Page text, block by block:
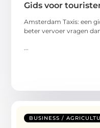
Gids voor
Amsterdam Taxis: een
beter vervoer vragen
BUSINESS /